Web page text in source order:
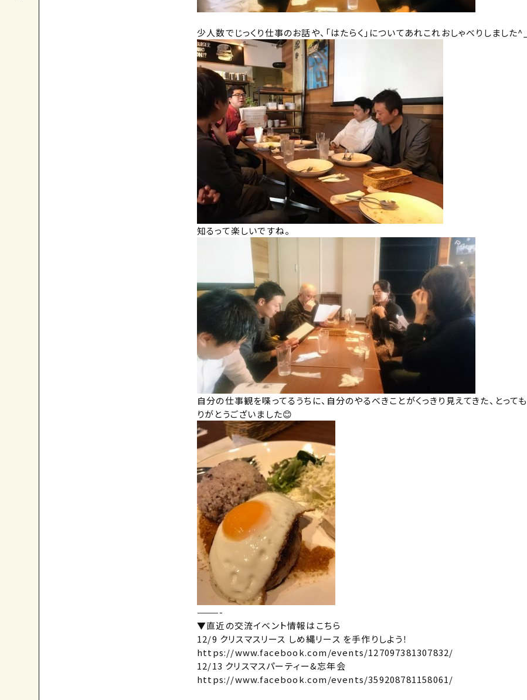
少人数でじっくり仕事のお話や、「はたらく」についてあれこれおしゃべりしました
知るって楽しいですね。
自分の仕事観を喋ってるうちに、自分のやるべきことがくっきり見えてきた、とっ
りがとうございました😊
———-
▼直近の交流イベント情報はこちら
12/9 クリスマスリース しめ縄リース を手作りしよう！
https://www.facebook.com/events/127097381307832/
12/13 クリスマスパーティー&忘年会
https://www.facebook.com/events/359208781158061/